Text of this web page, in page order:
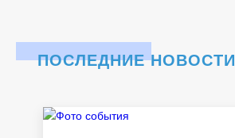
ПОСЛЕДНИЕ НОВОСТИ